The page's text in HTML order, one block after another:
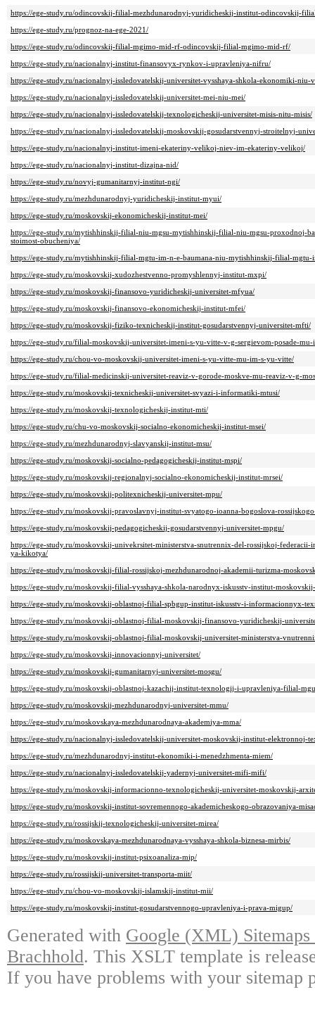
https://ege-study.ru/odincovskij-filial-mezhdunarodnyj-yuridicheskij-institut-odincovskij-
https://ege-study.ru/prognoz-na-ege-2021/
https://ege-study.ru/odincovskij-filial-mgimo-mid-rf-odincovskij-filial-mgimo-mid-rf/
https://ege-study.ru/nacionalnyj-institut-finansovyx-rynkov-i-upravleniya-nifru/
https://ege-study.ru/nacionalnyj-issledovatelskij-universitet-vysshaya-shkola-ekonomiki-niu-
https://ege-study.ru/nacionalnyj-issledovatelskij-universitet-mei-niu-mei/
https://ege-study.ru/nacionalnyj-issledovatelskij-texnologicheskij-universitet-misis-nitu-misis/
https://ege-study.ru/nacionalnyj-issledovatelskij-moskovskij-gosudarstvennyj-stroitelnyj-
https://ege-study.ru/nacionalnyj-institut-imeni-ekateriny-velikoj-niev-im-ekateriny-velikoj/
https://ege-study.ru/nacionalnyj-institut-dizajna-nid/
https://ege-study.ru/novyj-gumanitarnyj-institut-ngi/
https://ege-study.ru/mezhdunarodnyj-yuridicheskij-institut-myui/
https://ege-study.ru/moskovskij-ekonomicheskij-institut-mei/
https://ege-study.ru/mytishhinskij-filial-niu-mgsu-mytishhinskij-filial-niu-mgsu-proxodnoj-
stoimost-obucheniya/
https://ege-study.ru/mytishhinskij-filial-mgtu-im-n-e-baumana-niu-mytishhinskij-filial-mgtu-
https://ege-study.ru/moskovskij-xudozhestvenno-promyshlennyj-institut-mxpi/
https://ege-study.ru/moskovskij-finansovo-yuridicheskij-universitet-mfyua/
https://ege-study.ru/moskovskij-finansovo-ekonomicheskij-institut-mfei/
https://ege-study.ru/moskovskij-fiziko-texnicheskij-institut-gosudarstvennyj-universitet-mfti/
https://ege-study.ru/filial-moskovskij-universitet-imeni-s-yu-vitte-v-g-sergievom-posade-
https://ege-study.ru/chou-vo-moskovskij-universitet-imeni-s-yu-vitte-mu-im-s-yu-vitte/
https://ege-study.ru/filial-medicinskij-universitet-reaviz-v-gorode-moskve-mu-reaviz-v-g-
https://ege-study.ru/moskovskij-texnicheskij-universitet-svyazi-i-informatiki-mtusi/
https://ege-study.ru/moskovskij-texnologicheskij-institut-mti/
https://ege-study.ru/chu-vo-moskovskij-socialno-ekonomicheskij-institut-msei/
https://ege-study.ru/mezhdunarodnyj-slavyanskij-institut-msu/
https://ege-study.ru/moskovskij-socialno-pedagogicheskij-institut-mspi/
https://ege-study.ru/moskovskij-regionalnyj-socialno-ekonomicheskij-institut-mrsei/
https://ege-study.ru/moskovskij-politexnicheskij-universitet-mpu/
https://ege-study.ru/moskovskij-pravoslavnyj-institut-svyatogo-ioanna-bogoslova-
https://ege-study.ru/moskovskij-pedagogicheskij-gosudarstvennyj-universitet-mpgu/
https://ege-study.ru/moskovskij-univekrsitet-ministerstva-snutrennix-del-rossijskoj-
ya-kikotya/
https://ege-study.ru/moskovskij-filial-rossijskoj-mezhdunarodnoj-akademii-turizma-
https://ege-study.ru/moskovskij-filial-vysshaya-shkola-narodnyx-iskusstv-institut-
https://ege-study.ru/moskovskij-oblastnoj-filial-spbgup-institut-iskusstv-i-informacionnyx-
https://ege-study.ru/moskovskij-oblastnoj-filial-moskovskij-finansovo-yuridicheskij-
https://ege-study.ru/moskovskij-oblastnoj-filial-moskovskij-universitet-ministerstva-
https://ege-study.ru/moskovskij-innovacionnyj-universitet/
https://ege-study.ru/moskovskij-gumanitarnyj-universitet-mosgu/
https://ege-study.ru/moskovskij-oblastnoj-kazachij-institut-texnologij-i-upravleniya-filial-
https://ege-study.ru/moskovskij-mezhdunarodnyj-universitet-mmu/
https://ege-study.ru/moskovskaya-mezhdunarodnaya-akademiya-mma/
https://ege-study.ru/nacionalnyj-issledovatelskij-universitet-moskovskij-institut-elektronnoj-
https://ege-study.ru/mezhdunarodnyj-institut-ekonomiki-i-menedzhmenta-miem/
https://ege-study.ru/nacionalnyj-issledovatelskij-yadernyj-universitet-mifi-mifi/
https://ege-study.ru/moskovskij-informacionno-texnologicheskij-universitet-moskovskij-
https://ege-study.ru/moskovskij-institut-sovremennogo-akademicheskogo-obrazovaniya-
https://ege-study.ru/rossijskij-texnologicheskij-universitet-mirea/
https://ege-study.ru/moskovskaya-mezhdunarodnaya-vysshaya-shkola-biznesa-mirbis/
https://ege-study.ru/moskovskij-institut-psixoanaliza-mip/
https://ege-study.ru/rossijskij-universitet-transporta-miit/
https://ege-study.ru/chou-vo-moskovskij-islamskij-institut-mii/
https://ege-study.ru/moskovskij-institut-gosudarstvennogo-upravleniya-i-prava-migup/
Generated with Google (XML)
Brachhold. This XSLT template is
If you have problems with your sitemap